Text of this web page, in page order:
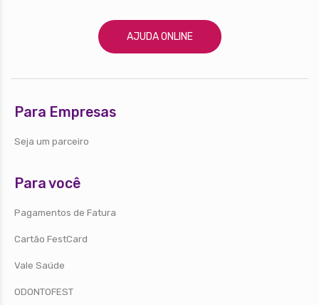
AJUDA ONLINE
Para Empresas
Seja um parceiro
Para você
Pagamentos de Fatura
Cartão FestCard
Vale Saúde
ODONTOFEST